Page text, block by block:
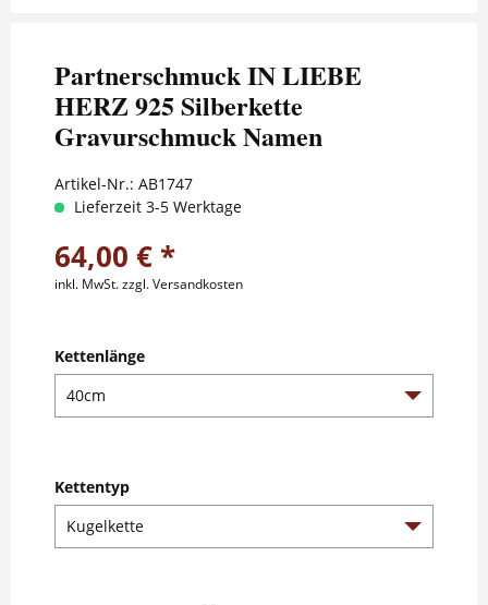
Partnerschmuck IN LIEBE
HERZ 925 Silberkette
Gravurschmuck Namen
Artikel-Nr.: AB1747
Lieferzeit 3-5 Werktage
64,00 € *
inkl. MwSt.zzgl. Versandkosten
Kettenlänge
Kettentyp